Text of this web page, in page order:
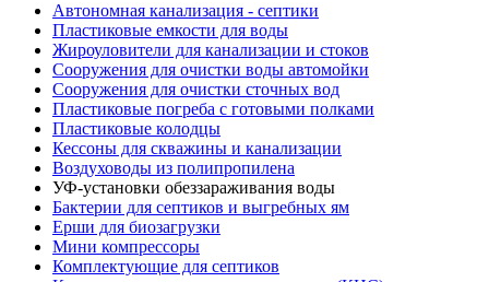
Автономная канализация - септики
Пластиковые емкости для воды
Жироуловители для канализации и стоков
Сооружения для очистки воды автомойки
Сооружения для очистки сточных вод
Пластиковые погреба с готовыми полками
Пластиковые колодцы
Кессоны для скважины и канализации
Воздуховоды из полипропилена
УФ-установки обеззараживания воды
Бактерии для септиков и выгребных ям
Ерши для биозагрузки
Мини компрессоры
Комплектующие для септиков